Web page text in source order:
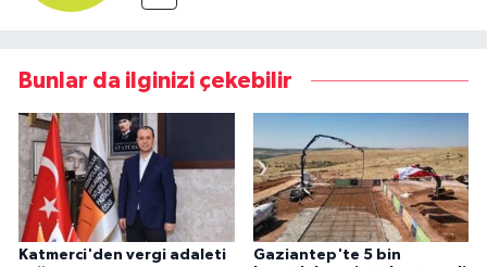
Bunlar da ilginizi çekebilir
Katmerci'den vergi adaleti
Gaziantep'te 5 bin